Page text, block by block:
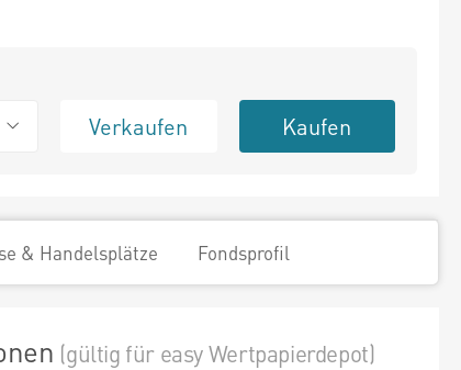
Verkaufen Kaufen
& Handelsplätze Fondsprofil
(gültig für easy Wertpapierdepot)